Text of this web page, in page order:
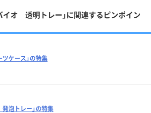
イオ 透明トレー」に関連するピンポイン
ツケース」の特集
泡トレー」の特集